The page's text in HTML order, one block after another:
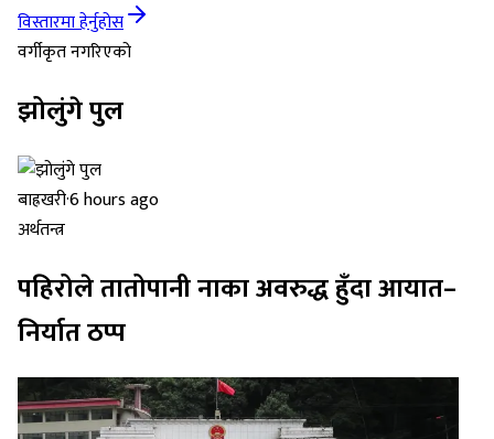
विस्तारमा हेर्नुहोस
वर्गीकृत नगरिएको
झोलुंगे पुल
बाह्रखरी·6 hours ago
अर्थतन्त्र
पहिरोले तातोपानी नाका अवरुद्ध हुँदा आयात–
निर्यात ठप्प